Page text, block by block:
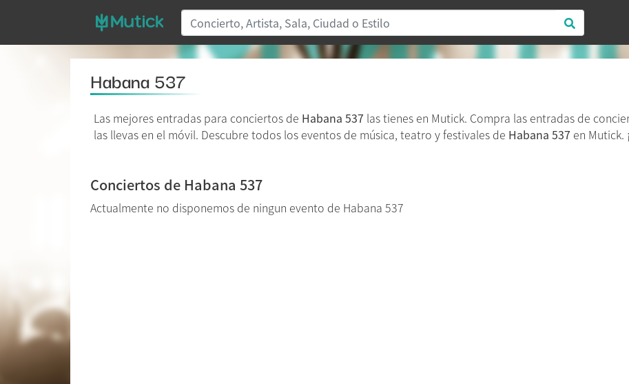
Habana 537
Las mejores entradas para conciertos de Habana 537 las tienes en Mutick. Compra las entradas de
las llevas en el móvil. Descubre todos los eventos de música, teatro y festivales de Habana 537 en Mutick.
Conciertos de Habana 537
Actualmente no disponemos de ningun evento de Habana 537